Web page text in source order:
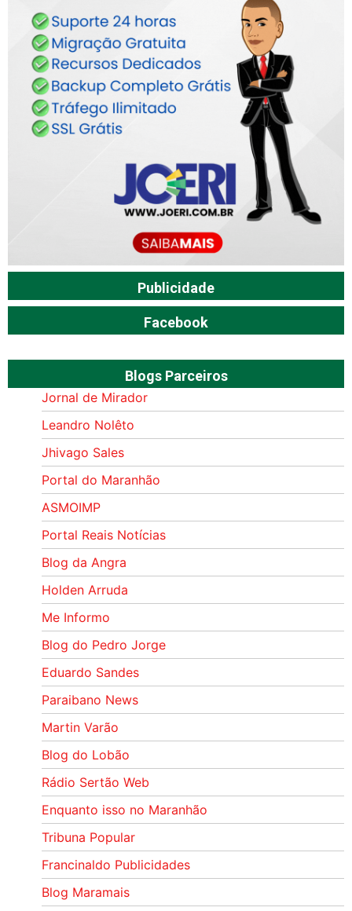
Publicidade
Facebook
Blogs Parceiros
Jornal de Mirador
Leandro Nolêto
Jhivago Sales
Portal do Maranhão
ASMOIMP
Portal Reais Notí­cias
Blog da Angra
Holden Arruda
Me Informo
Blog do Pedro Jorge
Eduardo Sandes
Paraibano News
Martin Varão
Blog do Lobão
Rádio Sertão Web
Enquanto isso no Maranhão
Tribuna Popular
Francinaldo Publicidades
Blog Maramais